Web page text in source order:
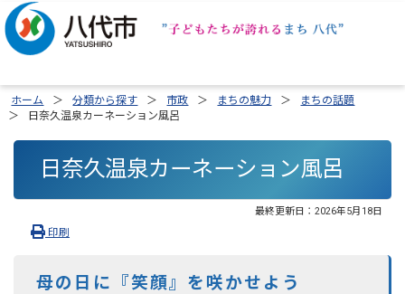
ホーム 分類から探す 市政 まちの魅力
まちの話題
日奈久温泉カーネーション風呂
日奈久温泉カーネーション風呂
最終更新日： 2026年5月18日
印刷
母の日に『笑顔』を咲かせよう